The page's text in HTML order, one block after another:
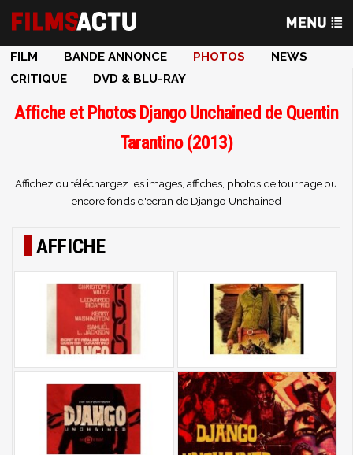
FILM BANDE ANNONCE PHOTOS
NEWS
CRITIQUE
DVD & BLU-RAY
Affiche et Photos Django Unchained de Quentin
Tarantino (2013)
Affichez ou téléchargez les images, affiches, photos de tournage ou
encore fonds d'ecran de Django Unchained
AFFICHE